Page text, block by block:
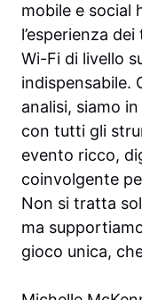
mobile e social
l’esperienza
Wi-Fi di livello
indispensabile.
analisi, siamo
con tutti gli
evento ricco,
coinvolgente
Non si tratta
ma
gioco unica,